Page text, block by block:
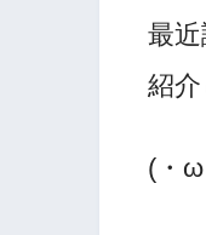
最
紹介
(・ω